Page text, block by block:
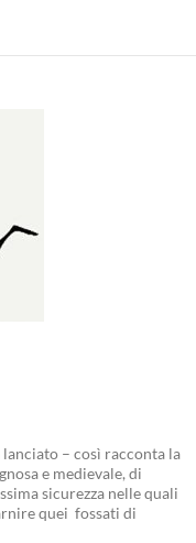
– così racconta la
e medievale, di
sicurezza nelle quali
quei fossati di